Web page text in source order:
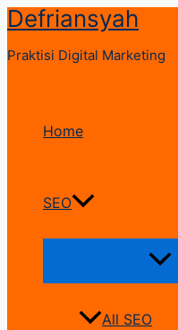
Skip
content
Defriansyah
Praktisi Digital Marketing
Home
SEO
Menu
All SEO